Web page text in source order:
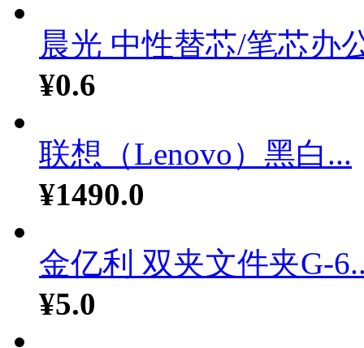
晨光 中性替芯/笔芯办
¥0.6
联想（Lenovo）黑白...
¥1490.0
金亿利 双夹文件夹G-
¥5.0